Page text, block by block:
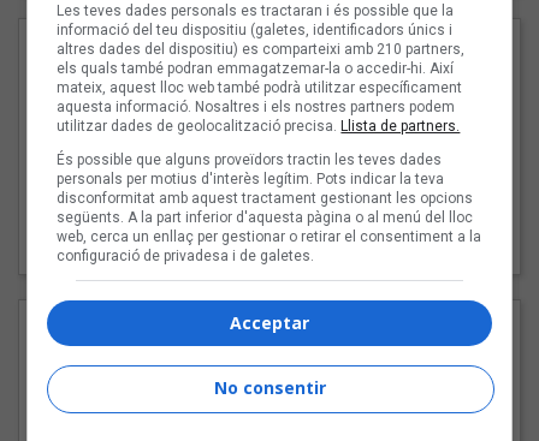
"Les cabres"
94 Rules amb Compte
Les teves dades personals es tractaran i és possible que la
informació del teu dispositiu (galetes, identificadors únics i
altres dades del dispositiu) es comparteixi amb 210 partners,
els quals també podran emmagatzemar-la o accedir-hi. Així
mateix, aquest lloc web també podrà utilitzar específicament
aquesta informació. Nosaltres i els nostres partners podem
utilitzar dades de geolocalització precisa.Llista de partners.
És possible que alguns proveïdors tractin les teves dades
personals per motius d'interès legítim. Pots indicar la teva
disconformitat amb aquest tractament gestionant les opcions
següents. A la part inferior d'aquesta pàgina o al menú del lloc
web, cerca un enllaç per gestionar o retirar el consentiment a la
configuració de privadesa i de galetes.
Acceptar
No consentir